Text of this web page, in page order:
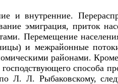
и внутренние.
эмиграция, приток
Перемещение
и межрайонные
районами.
способа
Л. Рыбаковскому,